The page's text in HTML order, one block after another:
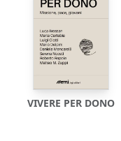
VIVERE PER DONO